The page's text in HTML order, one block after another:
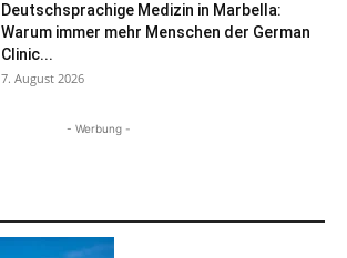
Deutschsprachige Medizin in Marbella:
Warum immer mehr Menschen der German
Clinic...
7. August 2026
- Werbung -